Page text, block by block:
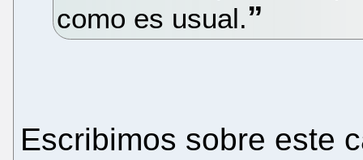
como es usual.
Escribimos sobre este